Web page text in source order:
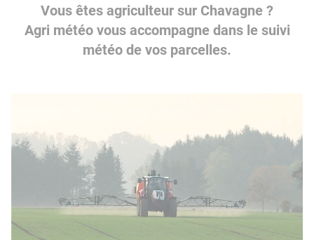
Vous êtes agriculteur sur Chavagne ?
Agri météo vous accompagne dans le suivi
météo de vos parcelles.